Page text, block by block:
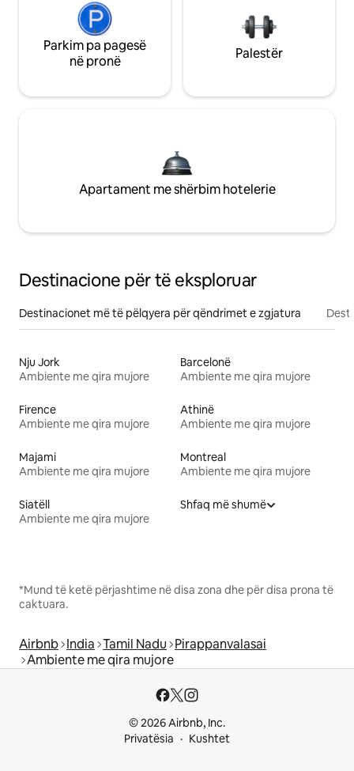
Parkim pa pagesë
në pronë
Palestër
Apartament me shërbim hotelerie
Destinacione për të eksploruar
Destinacionet më të pëlqyera për qëndrimet e zgjatura
Nju Jork
Ambiente me qira mujore
Barcelonë
Ambiente me qira mujore
Firence
Ambiente me qira mujore
Athinë
Ambiente me qira mujore
Majami
Ambiente me qira mujore
Montreal
Ambiente me qira mujore
Siatëll
Ambiente me qira mujore
Shfaq më shumë
*Mund të ketë përjashtime në disa zona dhe për disa prona të
caktuara.
Airbnb India Tamil Nadu Pirappanvalasai
Ambiente me qira mujore
© 2026 Airbnb, Inc.
Privatësia
Kushtet